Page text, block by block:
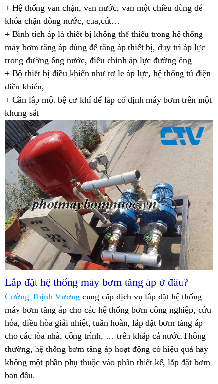
+ Hệ thống van chặn, van nước, van một chiều dùng để
khóa chặn dòng nước, cua,cút…
+ Bình tích áp là thiết bị không thể thiếu trong hệ thống
máy bơm tăng áp dùng để tăng áp thiết bị, duy trì áp lực
trong đường ống nước, điều chỉnh áp lực đường ống
+ Bộ thiết bị điều khiển như rơ le áp lực, hệ thống tủ điện
điều khiển,
+ Cần lắp một bệ cơ khí để lắp cố định máy bơm trên một
khung sắt
Lắp đặt hệ thống máy bơm tăng áp ở đâu?
Cường Thịnh Vương cung cấp dịch vụ lắp đặt hệ thống
máy bơm tăng áp cho các hệ thống bơm công nghiệp, cứu
hỏa, điều hòa giải nhiệt, tuần hoàn, lắp đặt bơm tăng áp
cho các tòa nhà, công trình, … trên khắp cả nước.Thông
thường, hệ thống bơm tăng áp hoạt động có hiệu quả hay
không một phần phụ thuộc vào phần thiết kế, lắp đặt bơm
ban đầu.